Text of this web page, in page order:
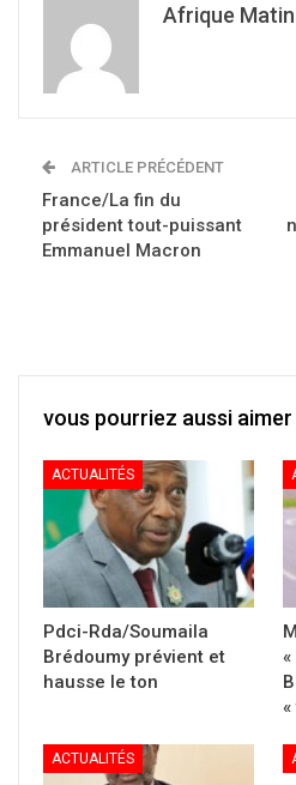
Afrique Matin
ARTICLE PRÉCÉDENT
France/La fin du
président tout-puissant
Emmanuel Macron
vous pourriez aussi aimer
ACTUALITÉS
Pdci-Rda/Soumaila
Brédoumy prévient et
hausse le ton
ACTUALITÉS